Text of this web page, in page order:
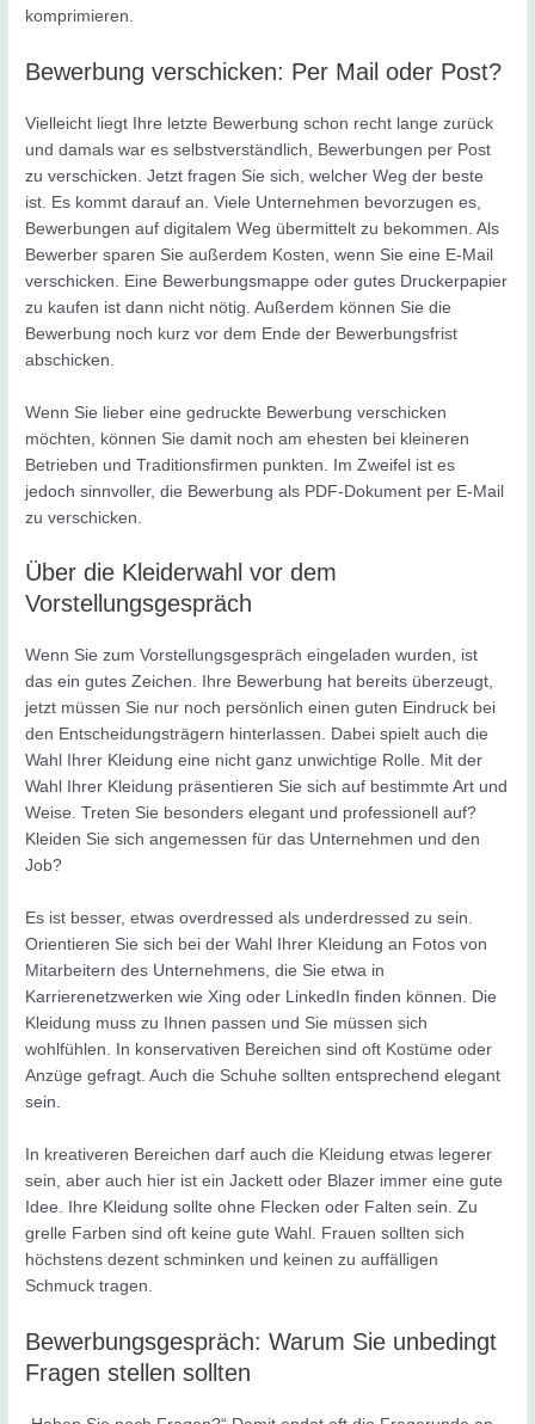
komprimieren.
Bewerbung verschicken: Per Mail oder Post?
Vielleicht liegt Ihre letzte Bewerbung schon recht lange zurück
und damals war es selbstverständlich, Bewerbungen per Post
zu verschicken. Jetzt fragen Sie sich, welcher Weg der beste
ist. Es kommt darauf an. Viele Unternehmen bevorzugen es,
Bewerbungen auf digitalem Weg übermittelt zu bekommen. Als
Bewerber sparen Sie außerdem Kosten, wenn Sie eine E-Mail
verschicken. Eine Bewerbungsmappe oder gutes Druckerpapier
zu kaufen ist dann nicht nötig. Außerdem können Sie die
Bewerbung noch kurz vor dem Ende der Bewerbungsfrist
abschicken.
Wenn Sie lieber eine gedruckte Bewerbung verschicken
möchten, können Sie damit noch am ehesten bei kleineren
Betrieben und Traditionsfirmen punkten. Im Zweifel ist es
jedoch sinnvoller, die Bewerbung als PDF-Dokument per E-Mail
zu verschicken.
Über die Kleiderwahl vor dem
Vorstellungsgespräch
Wenn Sie zum Vorstellungsgespräch eingeladen wurden, ist
das ein gutes Zeichen. Ihre Bewerbung hat bereits überzeugt,
jetzt müssen Sie nur noch persönlich einen guten Eindruck bei
den Entscheidungsträgern hinterlassen. Dabei spielt auch die
Wahl Ihrer Kleidung eine nicht ganz unwichtige Rolle. Mit der
Wahl Ihrer Kleidung präsentieren Sie sich auf bestimmte Art und
Weise. Treten Sie besonders elegant und professionell auf?
Kleiden Sie sich angemessen für das Unternehmen und den
Job?
Es ist besser, etwas overdressed als underdressed zu sein.
Orientieren Sie sich bei der Wahl Ihrer Kleidung an Fotos von
Mitarbeitern des Unternehmens, die Sie etwa in
Karrierenetzwerken wie Xing oder LinkedIn finden können. Die
Kleidung muss zu Ihnen passen und Sie müssen sich
wohlfühlen. In konservativen Bereichen sind oft Kostüme oder
Anzüge gefragt. Auch die Schuhe sollten entsprechend elegant
sein.
In kreativeren Bereichen darf auch die Kleidung etwas legerer
sein, aber auch hier ist ein Jackett oder Blazer immer eine gute
Idee. Ihre Kleidung sollte ohne Flecken oder Falten sein. Zu
grelle Farben sind oft keine gute Wahl. Frauen sollten sich
höchstens dezent schminken und keinen zu auffälligen
Schmuck tragen.
Bewerbungsgespräch: Warum Sie unbedingt
Fragen stellen sollten